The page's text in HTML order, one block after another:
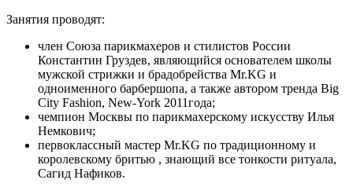
Занятия проводят:
член Союза парикмахеров и стилистов России
Константин Груздев, являющийся основателем школы
мужской стрижки и брадобрейства Mr.KG и
одноименного барбершопа, а также автором тренда Big
City Fashion, New-York 2011года;
чемпион Москвы по парикмахерскому искусству Илья
Немкович;
первоклассный мастер Mr.KG по традиционному и
королевскому бритью , знающий все тонкости ритуала,
Сагид Нафиков.